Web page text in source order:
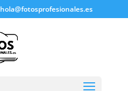
hola@fotosprofesionales.es